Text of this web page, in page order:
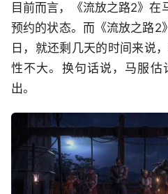
目前而言，《流放之路2》在
预约的状态。而《流放之路2
日，就还剩几天的时间来说
性不大。换句话说，马服
出。